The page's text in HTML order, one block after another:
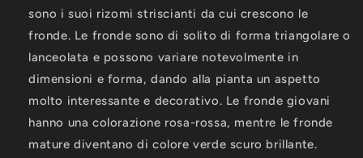
sono i suoi rizomi striscianti da cui crescono le
fronde. Le fronde sono di solito di forma triangolare o
lanceolata e possono variare notevolmente in
dimensioni e forma, dando alla pianta un aspetto
molto interessante e decorativo. Le fronde giovani
hanno una colorazione rosa-rossa, mentre le fronde
mature diventano di colore verde scuro brillante.